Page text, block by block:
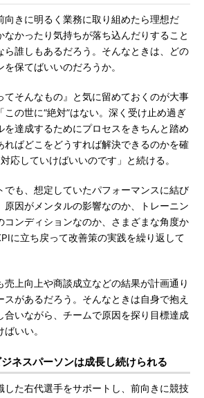
きに明るく業務に取り組めたら理想だ
なかったり気持ちが落ち込んだりすること
ら誰しもあるだろう。そんなときは、どの
保てばいいのだろうか。
そんなもの』と気に留めておくのが大事
この世に“絶対”はない。深く受け止め過ぎ
を達成するためにプロセスをきちんと踏め
ればどこをどうすれば解決できるのかを確
応していけばいいのです」と続ける。
も、想定していたパフォーマンスに結び
原因がメンタルの影響なのか、トレーニン
コンディションなのか、さまざまな角度か
に立ち戻って改善策の実践を繰り返して
上向上や商談成立などの結果が計画通り
スがあるだろう。そんなときは自身で抱え
合いながら、チームで原因を探り目標達成
いい。
ネスパーソンは成長し続けられる
た右代選手をサポートし、前向きに競技